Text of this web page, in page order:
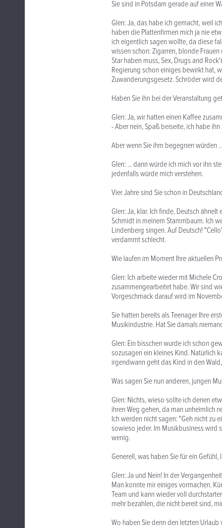
Sie sind in Potsdam gerade auf einer
Glen: Ja, das habe ich gemacht, weil
haben die Plattenfirmen mich ja nie
ich eigentlich sagen wollte, da diese
wissen schon: Zigarren, blonde
Star haben muss, Sex, Drugs and
Regierung schon einiges bewirkt hat,
Zuwanderungsgesetz. Schröder wird
Haben Sie ihn bei der Veranstaltung
Glen: Ja, wir hatten einen Kaffee
- Aber nein, Spaß beiseite, ich habe
Aber wenn Sie ihm begegnen würden
Glen: ... dann würde ich mich vor ihn
jedenfalls würde mich verstehen.
Vier Jahre sind Sie schon in
Glen: Ja, klar. Ich finde, Deutsch
Schmidt in meinem Stammbaum. Ich
Lindenberg singen. Auf Deutsch!
verdammt schlecht.
Wie laufen im Moment Ihre aktuellen
Glen: Ich arbeite wieder mit Michele
zusammengearbeitet habe. Wir sind
Vorgeschmack darauf wird im
Sie hatten bereits als Teenager Ihre
Musikindustrie. Hat Sie damals
Glen: Ein bisschen wurde ich schon
sozusagen ein kleines Kind. Natürlich
irgendwann geht das Kind in den
Was sagen Sie nun anderen, jungen
Glen: Nichts, wieso sollte ich denen
ihren Weg gehen, da man unheimlich
Ich werden nicht sagen: "Geh nicht zu
sowieso jeder. Im Musikbusiness wird
wenig.
Generell, was haben Sie für ein
Glen: Ja und Nein! In der
Man konnte mir einiges vormachen.
Team und kann wieder voll
mehr bezahlen, die nicht bereit sind,
Wo haben Sie denn den letzten Urlaub